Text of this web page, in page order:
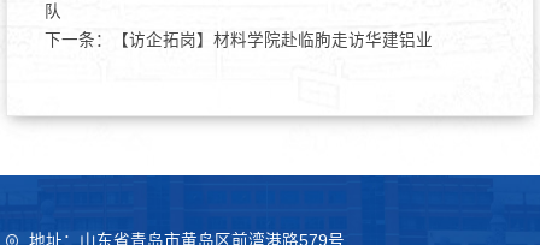
队
下一条：
【访企拓岗】材料学院赴临朐走访华建铝业
地址：山东省青岛市黄岛区前湾港路579号